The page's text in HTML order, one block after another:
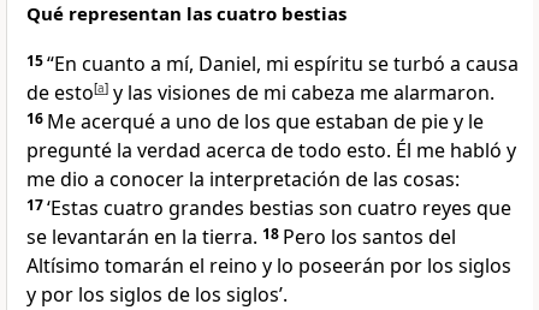
Qué representan las cuatro bestias
15“En cuanto a mí, Daniel, mi espíritu se turbó a causa
de esto[a] y las visiones de mi cabeza me alarmaron.
16 Me acerqué a uno de los que estaban de pie y le
pregunté la verdad acerca de todo esto. Él me habló y
me dio a conocer la interpretación de las cosas:
17‘Estas cuatro grandes bestias son cuatro reyes que
se levantarán en la tierra. 18 Pero los santos del
Altísimo tomarán el reino y lo poseerán por los siglos
y por los siglos de los siglos’.